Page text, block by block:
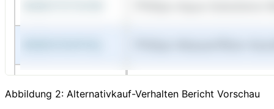
Abbildung 2: Alternativkauf-Verhalten Bericht Vorschau